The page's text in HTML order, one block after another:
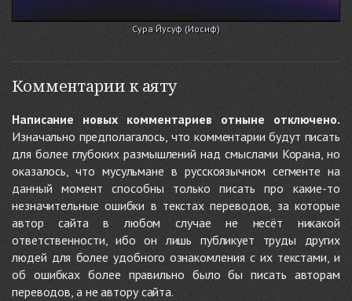
Сура Йусуф (Иосиф)
Комментарии к аяту
Написание новых комментариев отныне отключено.
Изначально предполагалось, что комментарии будут писать
для более глубоких размышлений над смыслами Корана, но
оказалось, что мусульмане в русскоязычном сегменте на
данный момент способны только писать про какие-то
незначительные ошибки в текстах переводов, за которые
автор сайта в любом случае не несёт никакой
ответственности, ибо он лишь публикует труды других
людей для более удобного ознакомления с их текстами, и
об ошибках более правильно было бы писать авторам
переводов, а не автору сайта.